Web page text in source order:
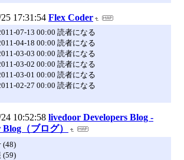
17:31:54 Flex Coder
07-13 00:00 読者になる
04-18 00:00 読者になる
03-03 00:00 読者になる
03-02 00:00 読者になる
03-01 00:00 読者になる
02-27 00:00 読者になる
10:52:58 livedoor Developers Blog -
（ブログ）
(48)
(59)